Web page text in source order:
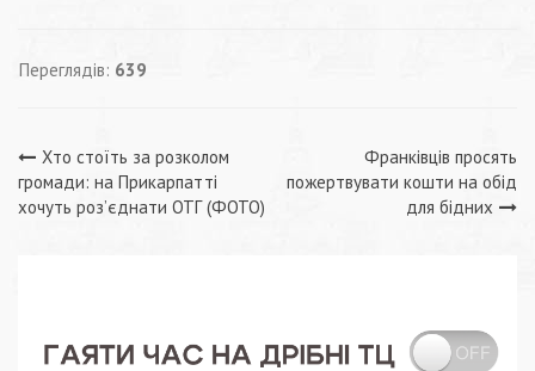
Переглядів: 639
Навігація
записів
Хто стоїть за розколом
громади: на Прикарпатті
хочуть роз’єднати ОТГ (ФОТО)
Франківців просять
пожертвувати кошти на обід
для бідних